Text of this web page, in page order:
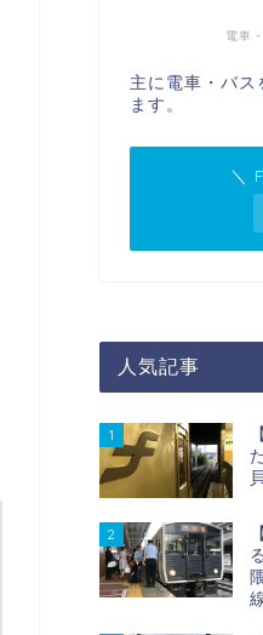
電車
主に電車・バス
ます。
＼
人気記事
1
2